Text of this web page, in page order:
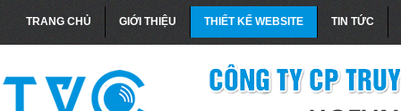
TRANG CHỦ GIỚI THIỆU THIẾT KẾ WEBSITE TIN TỨC